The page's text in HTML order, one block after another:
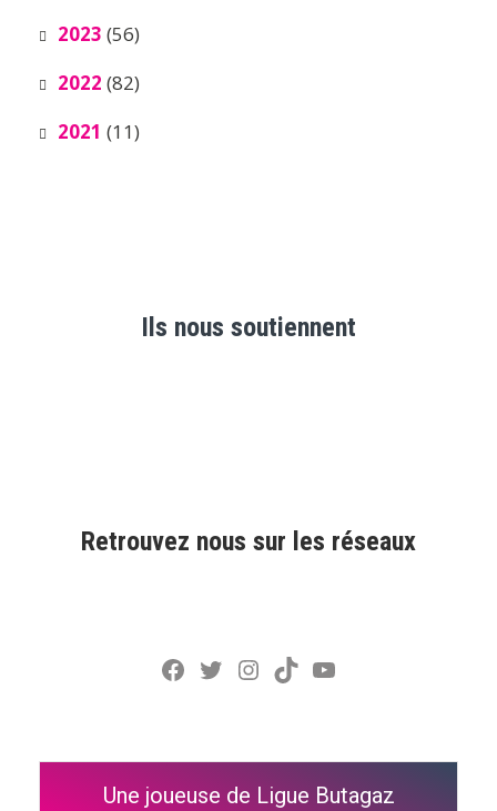
2023 (56)
2022 (82)
2021 (11)
Ils nous soutiennent
Retrouvez nous sur les réseaux
Facebook
Twitter
Instagram
TikTokYouTube
Une joueuse de Ligue Butagaz